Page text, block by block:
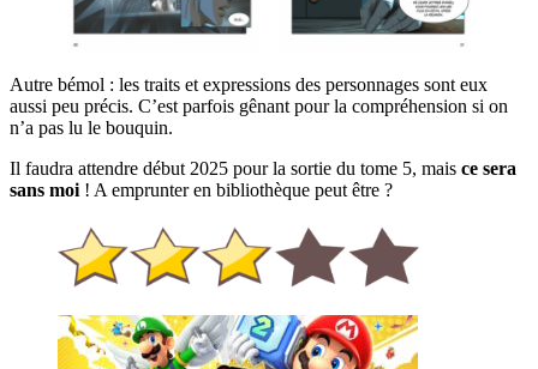
Autre bémol : les traits et expressions des personnages sont eux
aussi peu précis. C’est parfois gênant pour la compréhension si on
n’a pas lu le bouquin.
Il faudra attendre début 2025 pour la sortie du tome 5, mais ce sera
sans moi ! A emprunter en bibliothèque peut être ?